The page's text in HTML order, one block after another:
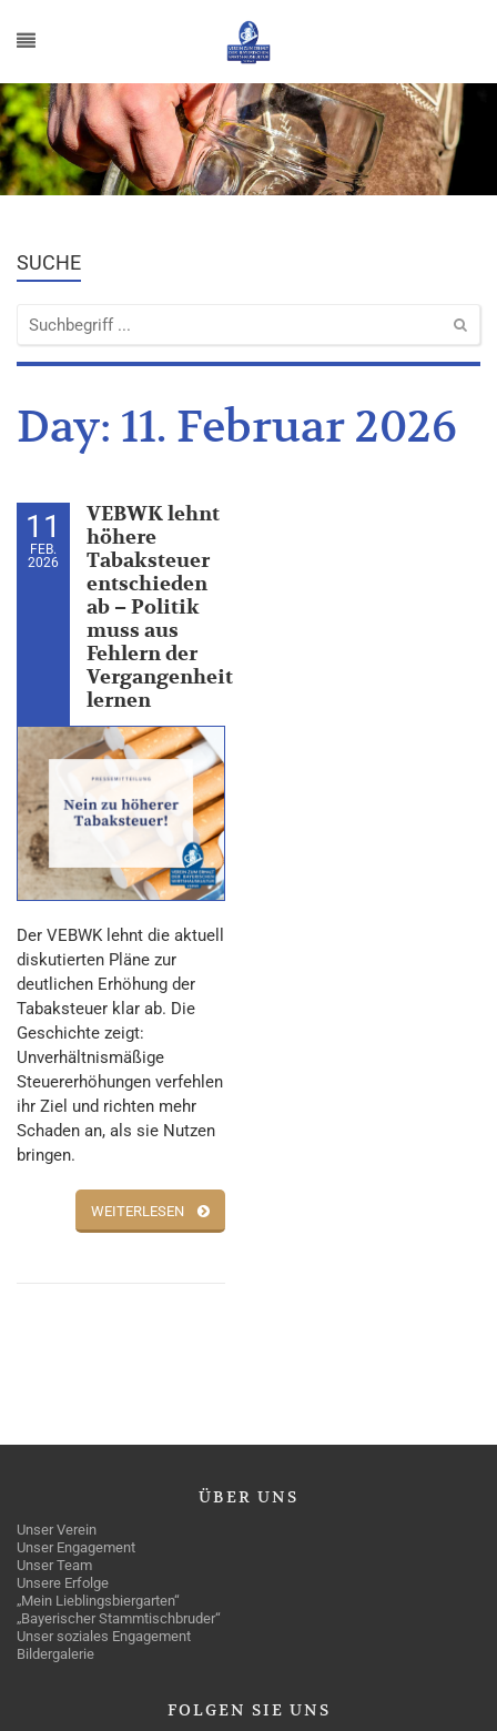
SUCHE
Day: 11. Februar 2026
11
FEB.
2026
VEBWK lehnt
höhere
Tabaksteuer
entschieden
ab – Politik
muss aus
Fehlern der
Vergangenheit
lernen
Der VEBWK lehnt die aktuell
diskutierten Pläne zur
deutlichen Erhöhung der
Tabaksteuer klar ab. Die
Geschichte zeigt:
Unverhältnismäßige
Steuererhöhungen verfehlen
ihr Ziel und richten mehr
Schaden an, als sie Nutzen
bringen.
WEITERLESEN
ÜBER UNS
Unser Verein
Unser Engagement
Unser Team
Unsere Erfolge
„Mein Lieblingsbiergarten“
„Bayerischer Stammtischbruder“
Unser soziales Engagement
Bildergalerie
FOLGEN SIE UNS